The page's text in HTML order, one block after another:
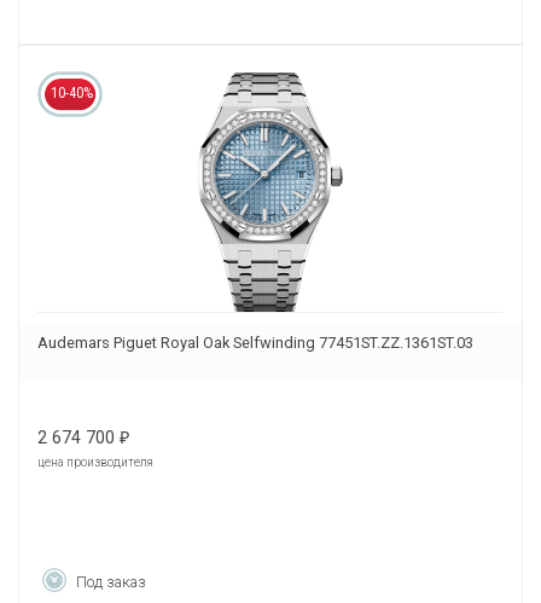
10-40%
Audemars Piguet Royal Oak Selfwinding 77451ST.ZZ.1361ST.03
2 674 700 ₽
цена производителя
Под заказ